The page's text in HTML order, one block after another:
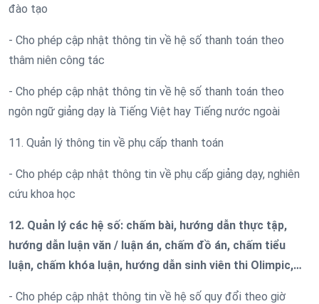
đào tạo
- Cho phép cập nhật thông tin về hệ số thanh toán theo
thâm niên công tác
- Cho phép cập nhật thông tin về hệ số thanh toán theo
ngôn ngữ giảng dạy là Tiếng Việt hay Tiếng nước ngoài
11. Quản lý thông tin về phụ cấp thanh toán
- Cho phép cập nhật thông tin về phụ cấp giảng dạy, nghiên
cứu khoa học
12. Quản lý các hệ số: chấm bài, hướng dẫn thực tập,
hướng dẫn luận văn / luận án, chấm đồ án, chấm tiểu
luận, chấm khóa luận, hướng dẫn sinh viên thi Olimpic,…
- Cho phép cập nhật thông tin về hệ số quy đổi theo giờ